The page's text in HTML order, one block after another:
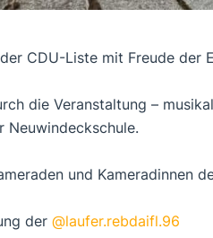
CDU-Liste mit Freude der
die Veranstaltung –
Neuwindeckschule.
und Kameradinnen
der @laufer.rebdaifl.96